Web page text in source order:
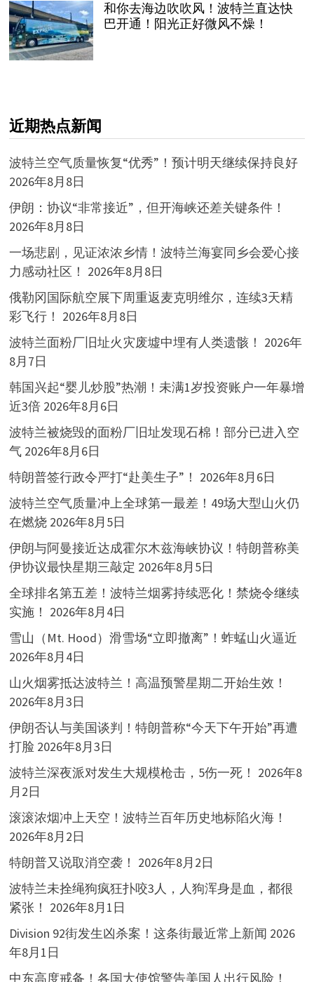
和你去海边吹吹风！波特兰直达快
巴开通！阳光正好微风不燥！
近期热点新闻
波特兰空气质量恢复“优秀”！预计明天继续保持良好
2026年8月8日
伊朗：协议“非常接近”，但开海峡还差关键条件！
2026年8月8日
一场悲剧，见证浓浓乡情！波特兰海宴同乡会爱心接
力感动社区！ 2026年8月8日
俄勒冈国际航空展下周重返麦克明维尔，连续3天精
彩飞行！ 2026年8月8日
波特兰面粉厂旧址火灾废墟中埋有人类遗骸！ 2026年
8月7日
韩国兴起“婴儿炒股”热潮！未满1岁投资账户一年暴增
近3倍 2026年8月6日
波特兰被烧毁的面粉厂旧址发现石棉！部分已进入空
气 2026年8月6日
特朗普签行政令严打“赴美生子”！ 2026年8月6日
波特兰空气质量冲上全球第一最差！49场大型山火仍
在燃烧 2026年8月5日
伊朗与阿曼接近达成霍尔木兹海峡协议！特朗普称美
伊协议最快星期三敲定 2026年8月5日
全球排名第五差！波特兰烟雾持续恶化！禁烧令继续
实施！ 2026年8月4日
雪山（Mt. Hood）滑雪场“立即撤离”！蚱蜢山火逼近
2026年8月4日
山火烟雾抵达波特兰！高温预警星期二开始生效！
2026年8月3日
伊朗否认与美国谈判！特朗普称“今天下午开始”再遭
打脸 2026年8月3日
波特兰深夜派对发生大规模枪击，5伤一死！ 2026年8
月2日
滚滚浓烟冲上天空！波特兰百年历史地标陷火海！
2026年8月2日
特朗普又说取消空袭！ 2026年8月2日
波特兰未拴绳狗疯狂扑咬3人，人狗浑身是血，都很
紧张！ 2026年8月1日
Division 92街发生凶杀案！这条街最近常上新闻 2026
年8月1日
中东高度戒备！各国大使馆警告美国人出行风险！